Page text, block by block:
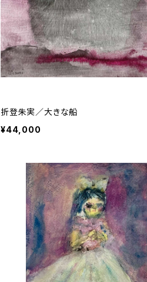
折登朱実／大きな船
¥44,000